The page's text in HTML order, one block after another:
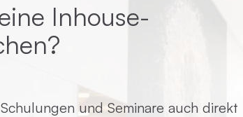
Inhouse-
und Seminare auch direkt